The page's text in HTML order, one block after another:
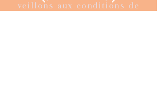
veillons aux conditions de